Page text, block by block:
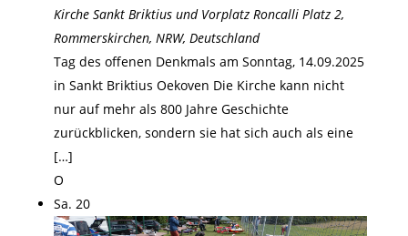
Kirche Sankt Briktius und Vorplatz Roncalli Platz 2,
Rommerskirchen, NRW, Deutschland
Tag des offenen Denkmals am Sonntag, 14.09.2025
in Sankt Briktius Oekoven Die Kirche kann nicht
nur auf mehr als 800 Jahre Geschichte
zurückblicken, sondern sie hat sich auch als eine
[…]
O
Sa. 20